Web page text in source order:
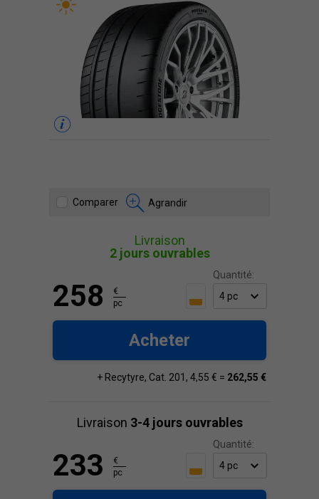
Comparer Agrandir
Livraison
2 jours ouvrables
Quantité:
258
€
pc
Acheter
+ Recytyre, Cat. 201, 4,55 € = 262,55 €
Livraison 3-4 jours ouvrables
Quantité:
233
€
pc